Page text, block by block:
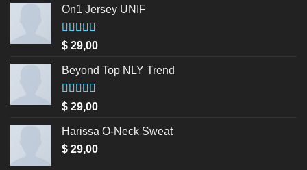
On1 Jersey UNIF
Valorado en
5.00
de 5
$ 29,00
Beyond Top NLY Trend
Valorado
en
3.50
de 5
$ 29,00
Harissa O-Neck Sweat
$ 29,00